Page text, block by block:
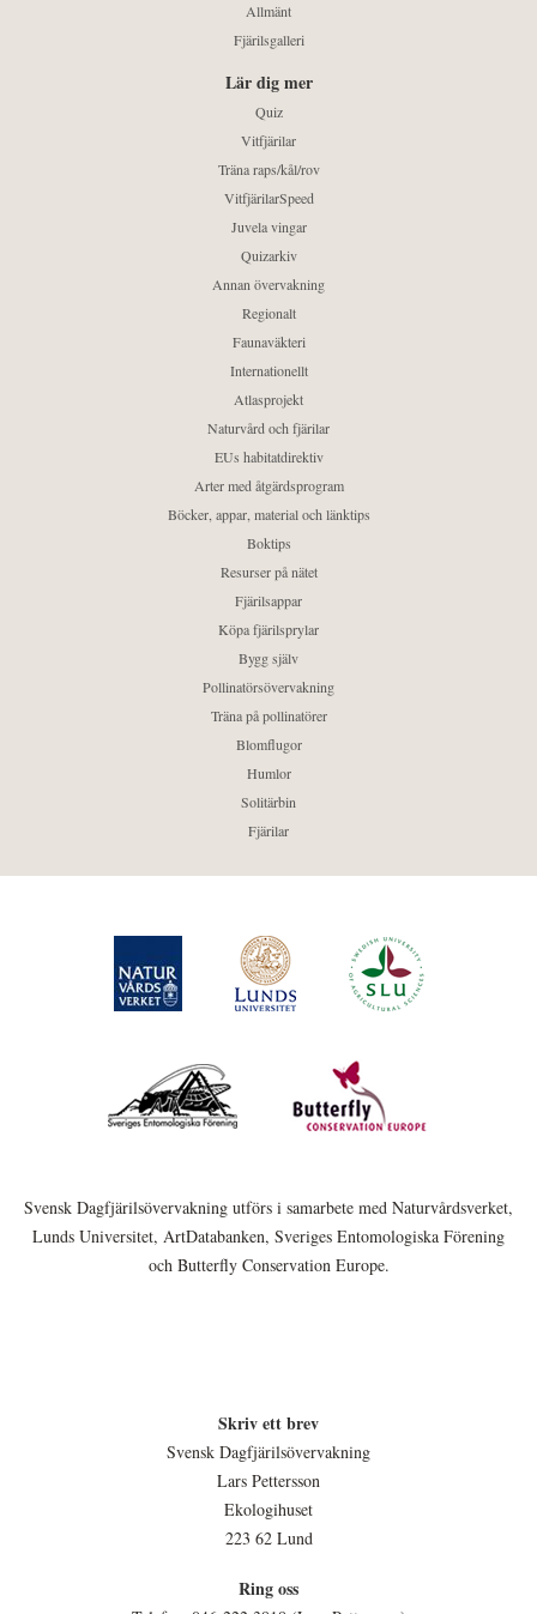
Allmänt
Fjärilsgalleri
Lär dig mer
Quiz
Vitfjärilar
Träna raps/kål/rov
VitfjärilarSpeed
Juvela vingar
Quizarkiv
Annan övervakning
Regionalt
Faunaväkteri
Internationellt
Atlasprojekt
Naturvård och fjärilar
EUs habitatdirektiv
Arter med åtgärdsprogram
Böcker, appar, material och länktips
Boktips
Resurser på nätet
Fjärilsappar
Köpa fjärilsprylar
Bygg själv
Pollinatörsövervakning
Träna på pollinatörer
Blomflugor
Humlor
Solitärbin
Fjärilar
Svensk Dagfjärilsövervakning utförs i samarbete med Naturvårdsverket,
Lunds Universitet, ArtDatabanken, Sveriges Entomologiska Förening
och Butterfly Conservation Europe.
Skriv ett brev
Svensk Dagfjärilsövervakning
Lars Pettersson
Ekologihuset
223 62 Lund
Ring oss